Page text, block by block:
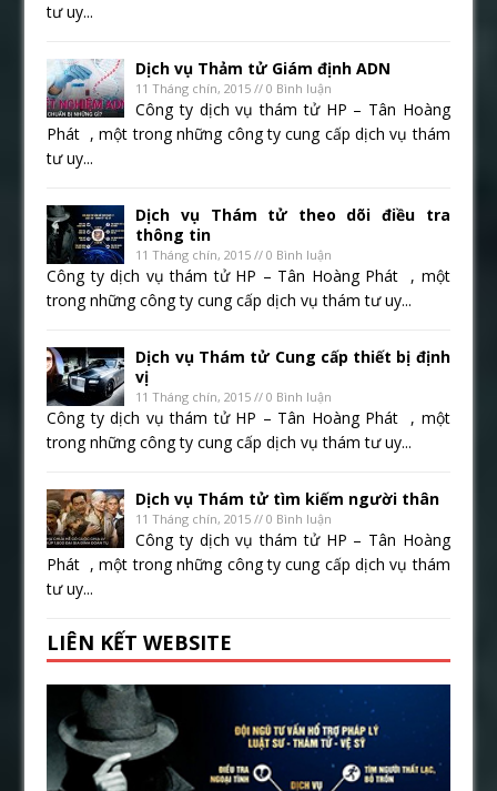
tư uy...
Dịch vụ Thảm tử Giám định ADN
11 Tháng chín, 2015 // 0 Bình luận
Công ty dịch vụ thám tử HP – Tân Hoàng
Phát , một trong những công ty cung cấp dịch vụ thám
tư uy...
Dịch vụ Thám tử theo dõi điều tra
thông tin
11 Tháng chín, 2015 // 0 Bình luận
Công ty dịch vụ thám tử HP – Tân Hoàng Phát , một
trong những công ty cung cấp dịch vụ thám tư uy...
Dịch vụ Thám tử Cung cấp thiết bị định
vị
11 Tháng chín, 2015 // 0 Bình luận
Công ty dịch vụ thám tử HP – Tân Hoàng Phát , một
trong những công ty cung cấp dịch vụ thám tư uy...
Dịch vụ Thám tử tìm kiếm người thân
11 Tháng chín, 2015 // 0 Bình luận
Công ty dịch vụ thám tử HP – Tân Hoàng
Phát , một trong những công ty cung cấp dịch vụ thám
tư uy...
LIÊN KẾT WEBSITE